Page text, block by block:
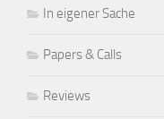
In eigener Sache
Papers & Calls
Reviews